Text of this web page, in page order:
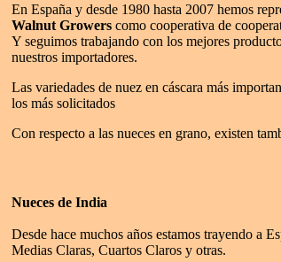
En España y desde 1980 hasta 2007 hemos
Walnut Growers como cooperativa de
Y seguimos trabajando con los mejores
nuestros importadores.
Las variedades de nuez en cáscara más
los más solicitados
Con respecto a las nueces en grano, existen
Nueces de India
Desde hace muchos años estamos trayendo a
Medias Claras, Cuartos Claros y otras.